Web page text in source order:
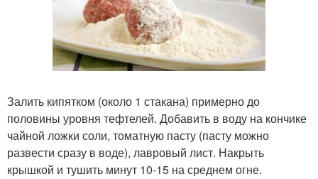
Залить кипятком (около 1 стакана) примерно до
половины уровня тефтелей. Добавить в воду на кончике
чайной ложки соли, томатную пасту (пасту можно
развести сразу в воде), лавровый лист. Накрыть
крышкой и тушить минут 10-15 на среднем огне.